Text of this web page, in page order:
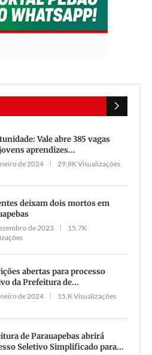
Vale abre 385 vagas
aprendizes...
de 2024 29,8K Visualizações
deixam dois mortos em
de 2023
15,7K
abertas para processo
da Prefeitura de...
de 2024 15,K Visualizações
de Parauapebas abrirá
Seletivo Simplificado para...